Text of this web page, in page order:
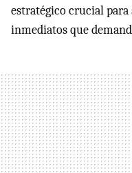
estratégico crucial para
inmediatos que